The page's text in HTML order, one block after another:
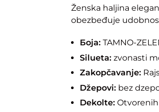
Ženska haljina
obezbeđuje
Боја: TAMNO-
Silueta: zvonasti
Zakopčavanje:
Džepovi: bez
Dekoltе: